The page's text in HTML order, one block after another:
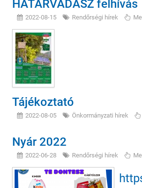
HATÁRVADÁSZ felhívás
2022-08-15 Rendőrségi hírek
Tájékoztató
2022-08-05 Önkormányzati hírek
Nyár 2022
2022-06-28 Rendőrségi hírek